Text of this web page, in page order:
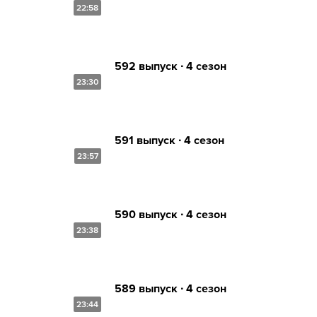
22:58
23:30
592 выпуск ∙ 4 сезон
23:57
591 выпуск ∙ 4 сезон
23:38
590 выпуск ∙ 4 сезон
23:44
589 выпуск ∙ 4 сезон